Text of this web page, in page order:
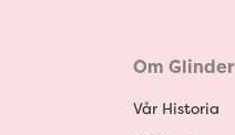
Om Glinder
Vår Historia